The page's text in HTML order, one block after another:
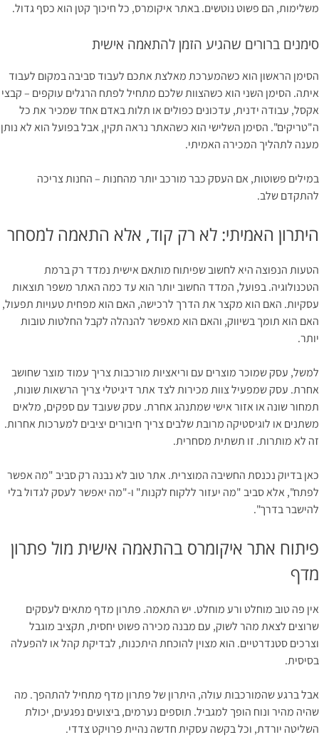
משלימות, הם פשוט נוטשים. באתר איקומרס, כל חיכוך קטן הוא כסף גדול.
סימנים ברורים שהגיע הזמן להתאמה אישית
הסימן הראשון הוא כשהמערכת מאלצת אתכם לעבוד סביבה במקום לעבוד
איתה. הסימן השני הוא כשהצוות שלכם מתחיל לפתח הרגלים עוקפים – קבצי
אקסל, עבודה ידנית, עדכונים כפולים או תלות באדם אחד שמכיר את כל
ה"טריקים". הסימן השלישי הוא כשהאתר נראה תקין, אבל בפועל הוא לא נותן
מענה לתהליך המכירה האמיתי.
במילים פשוטות, אם העסק כבר מורכב יותר מהחנות – החנות צריכה
להתקדם שלב.
היתרון האמיתי: לא רק קוד, אלא התאמה למסחר
הטעות הנפוצה היא לחשוב שפיתוח מותאם אישית נמדד רק ברמת
הטכנולוגיה. בפועל, המדד החשוב יותר הוא עד כמה האתר משפר תוצאות
עסקיות. האם הוא מקצר את הדרך לרכישה, האם הוא מפחית טעויות תפעול,
האם הוא תומך בשיווק, והאם הוא מאפשר להנהלה לקבל החלטות טובות
יותר.
למשל, עסק שמוכר מוצרים עם וריאציות מורכבות צריך עמוד מוצר שחושב
אחרת. עסק שמפעיל צוות מכירות לצד אתר דיגיטלי צריך הרשאות שונות,
תמחור שונה או אזור אישי שמתנהג אחרת. עסק שעובד עם ספקים, מלאים
משתנים או לוגיסטיקה מרובת שלבים צריך חיבורים יציבים למערכות אחרות.
זה לא מותרות. זו תשתית מסחרית.
כאן בדיוק נכנסת החשיבה המוצרית. אתר טוב לא נבנה רק סביב "מה אפשר
לפתח", אלא סביב "מה יעזור ללקוח לקנות" ו-"מה יאפשר לעסק לגדול בלי
להישבר בדרך".
פיתוח אתר איקומרס בהתאמה אישית מול פתרון
מדף
אין פה טוב מוחלט ורע מוחלט. יש התאמה. פתרון מדף מתאים לעסקים
שרוצים לצאת מהר לשוק, עם מבנה מכירה פשוט יחסית, תקציב מוגבל
וצרכים סטנדרטיים. הוא מצוין להוכחת היתכנות, לבדיקת קהל או להפעלה
בסיסית.
אבל ברגע שהמורכבות עולה, היתרון של פתרון מדף מתחיל להתהפך. מה
שהיה מהיר ונוח הופך למגביל. תוספים נערמים, ביצועים נפגעים, יכולת
השליטה יורדת, וכל בקשה עסקית חדשה נהיית פרויקט צדדי.